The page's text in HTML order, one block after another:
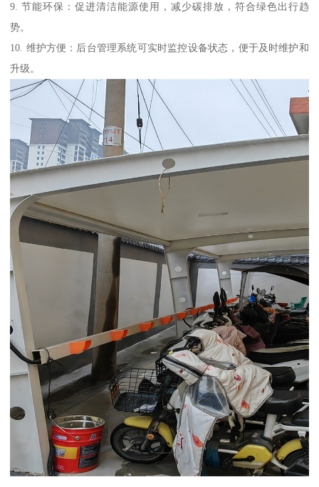
9. 节能环保：促进清洁能源使用，减少碳排放，符合绿色出行趋
势。
10. 维护方便：后台管理系统可实时监控设备状态，便于及时维护和
升级。